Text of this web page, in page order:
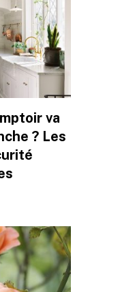
va
? Les